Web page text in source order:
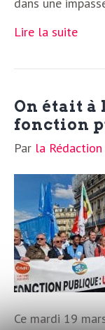
Lire la suite
On était à
fonction
Par la Rédaction
Ce mardi 19